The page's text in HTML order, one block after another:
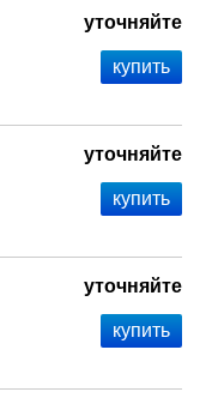
уточняйте
уточняйте
уточняйте